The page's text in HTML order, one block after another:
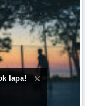
ritma
lapā!